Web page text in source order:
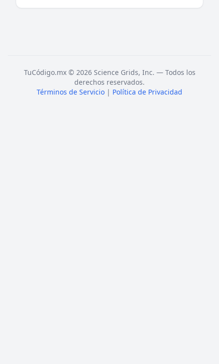
TuCódigo.mx © 2026 Science Grids, Inc. — Todos los
derechos reservados.
Términos de Servicio | Política de Privacidad